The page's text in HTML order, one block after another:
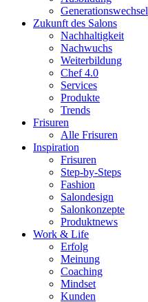
Generationswechsel
Zukunft des Salons
Nachhaltigkeit
Nachwuchs
Weiterbildung
Chef 4.0
Services
Produkte
Trends
Frisuren
Alle Frisuren
Inspiration
Frisuren
Step-by-Steps
Fashion
Salondesign
Salonkonzepte
Produktnews
Work & Life
Erfolg
Meinung
Coaching
Mindset
Kunden